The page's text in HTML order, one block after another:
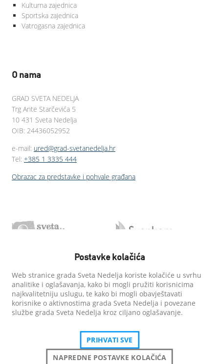
Kulturna zajednica
Sportska zajednica
Vatrogasna zajednica
O nama
GRAD SVETA NEDELJA
Trg Ante Starčevića 5
10 431 Sveta Nedelja
OIB: 24436052952
e-mail: ured@grad-svetanedelja.hr
Tel: +385 1 3335 444
Obrazac za predstavke i pohvale građana
Postavke kolačića
Web stranice grada Sveta Nedelja koriste kolačiće u svrhu
analitike i oglašavanja, kako bi mogli pružiti korisnicima
najkvalitetniju uslugu, te kako bi mogli obavještavati
korisnike o aktivnostima grada Sveta Nedelja i povezane
službe grada Sveta Nedelja kroz ciljano oglašavanje.
PRIHVATI SVE
NAPREDNE POSTAVKE KOLAČIĆA